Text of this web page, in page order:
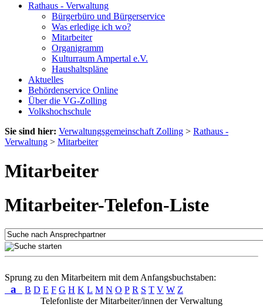
Rathaus - Verwaltung
Bürgerbüro und Bürgerservice
Was erledige ich wo?
Mitarbeiter
Organigramm
Kulturraum Ampertal e.V.
Haushaltspläne
Aktuelles
Behördenservice Online
Über die VG-Zolling
Volkshochschule
Sie sind hier: Verwaltungsgemeinschaft Zolling > Rathaus -
Verwaltung > Mitarbeiter
Mitarbeiter
Mitarbeiter-Telefon-Liste
Sprung zu den Mitarbeitern mit dem Anfangsbuchstaben:
a B D E F G H K L M N O P R S T V W Z
Telefonliste der Mitarbeiter/innen der Verwaltung